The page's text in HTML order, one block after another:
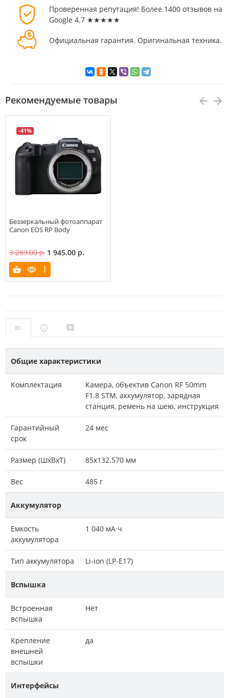
Проверенная репутация! Более 1400 отзывов на
Google 4.7 ★★★★★
Официальная гарантия. Оригинальная техника.
Рекомендуемые товары
-41%
Беззеркальный фотоаппарат
Canon EOS RP Body
3 289.00 р. 1 945.00 р.
Общие характеристики
Комплектация
Камера, объектив Canon RF 50mm
F1.8 STM, аккумулятор, зарядная
станция, ремень на шею, инструкция
Гарантийный
срок
24 мес
Размер (ШxВxТ) 85х132.570 мм
Вес 485 г
Аккумулятор
Емкость
аккумулятора
1 040 мА·ч
Тип аккумулятора Li-ion (LP-E17)
Вспышка
Встроенная
вспышка
Нет
Крепление
внешней
вспышки
да
Интерфейсы